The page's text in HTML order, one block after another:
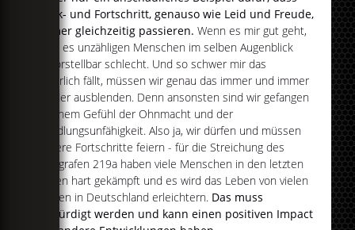
Rück- und Fortschritt, genauso wie Leid und Freude,
immer gleichzeitig passieren. Wenn es mir gut geht,
geht es unzähligen Menschen im selben Augenblick
unvorstellbar schlecht. Und so schwer mir das
natürlich fällt, müssen wir genau das immer und immer
wieder ausblenden. Denn ansonsten sind wir gefangen
in einem Gefühl der Ohnmacht und der
Handlungsunfähigkeit. Also ja, wir dürfen und müssen
unsere Fortschritte feiern - für die Streichung des
Paragrafen 219a haben viele Menschen in den letzten
Jahren hart gekämpft und es wird das Leben von vielen
Frauen in Deutschland erleichtern. Das muss
gewürdigt werden und kann einen positiven Impact